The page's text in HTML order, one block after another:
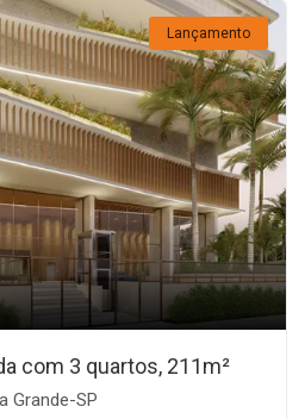
Lançamento
com 3 quartos, 211m²
Grande-SP